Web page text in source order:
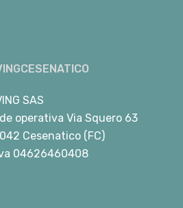
SAS
operativa Via Squero 63
Cesenatico (FC)
04626460408